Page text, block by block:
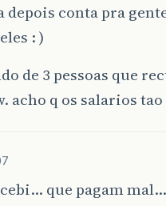
conta pra
: )
de 3 pessoas que
q os salarios tao
que pagam